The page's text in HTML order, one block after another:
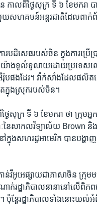
កាល​ពី​ថ្ងៃសុក្រ​ ទី ៦ ខែមករា
ាមួយ​សហគមន៍​អន្តរជាតិដែល​ព
បដិសេធ​របស់​ចិន ក្នុង​ការ​ប្រើ
ាស់​យ៉ាង​ទូលំទូលាយ​ដោយ​ប្រទេស​
ងដែរ។ វ៉ាក់សាំង​ដែល​ផលិត​ដ
ក្នុង​ស្រុក​របស់​ចិន។
ៃ​សុក្រ​ ទី ៦ ខែមករា ថា ក្រុម​អ្
ៃ​សាកល​វិទ្យាល័យ Brown និង​
ង​សហរដ្ឋ​អាមេរិក បាន​បង្ហា
វីអូអេ​ផ្សាយ​ជា​ភាសា​ចិន ក្រុម​
ណាក់​រដ្ឋាភិបាល​នានា​នៅ​លើ​ពិភ
ន្តែ​រដ្ឋាភិបាល​ទាំង​នោះ​យល់​